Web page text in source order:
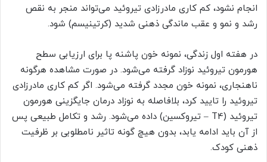
انجام نشود، کم کاری مادرزادی تیروئید می‌تواند منجر به نقص
رشد و نمو و عقب ماندگی ذهنی شدید (کرتینیسم) شود.
در هفته اول زندگی، نمونه خون پاشنه پا برای ارزیابی سطح
هورمون تیروئید نوزاد گرفته می‌شود. در صورت مشاهده هرگونه
ناهنجاری، نمونه خون مجدد گرفته می‌شود. اگر کم کاری مادرزادی
تیروئید را تایید کرد، بلافاصله به نوزاد درمان جایگزینی هورمون
تیروئید (T4 – تیروکسین) داده می‌شود. رشد و تکامل طبیعی پس
از آن باید ادامه یابد، بدون هیچ گونه تاثیر نامطلوبی بر ظرفیت
ذهنی کودک.